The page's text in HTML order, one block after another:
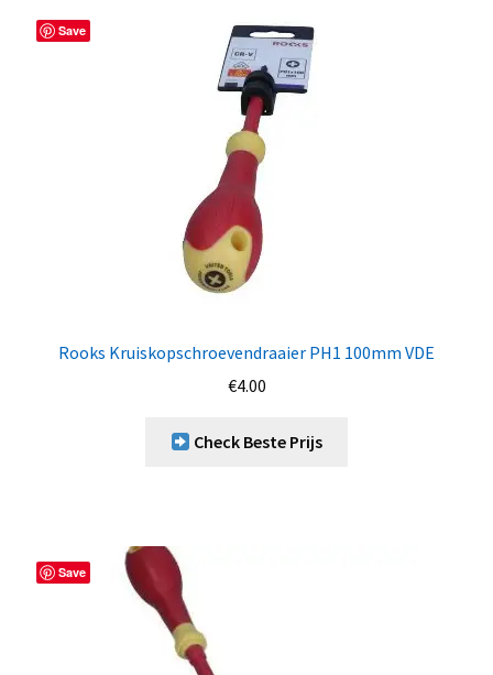
Save
Rooks Kruiskopschroevendraaier PH1 100mm VDE
€4.00
Check Beste Prijs
Save